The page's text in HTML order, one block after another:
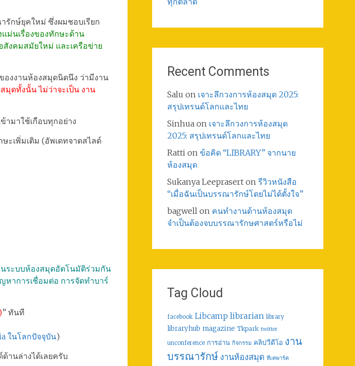
รักษ์ยุคใหม่ ซึ่งผมชอบเรียก
ม่นเรื่องของทักษะด้าน
งคมสมัยใหม่ และเครือข่าย
งงานห้องสมุดนิดนึง ว่ามีงาน
ดทั้งนั้น ไม่ว่าจะเป็น งาน
ามาใช้เกือบทุกอย่าง
ะเพิ่มเติม (อัพเดทจาดสไลด์
นระบบห้องสมุดอัตโนมัติร่วมกัน
หาการเชื่อมต่อ การจัดทำบาร์
” ทันที
ในโลกปัจจุบัน)
านล่างได้เลยครับ
Recent Comments
Salu on เจาะลึกวงการห้องสมุด 2025:
สรุปเทรนด์โลกและไทย
Sinhuaon เจาะลึกวงการห้องสมุด
2025: สรุปเทรนด์โลกและไทย
Rattion ข้อคิด “LIBRARY” จากนาย
ห้องสมุด
Sukanya Leepraserton รีวิวหนังสือ
“เมื่อฉันเป็นบรรณารักษ์โดยไม่ได้ตั้งใจ”
bagwellon คนทำงานด้านห้องสมุด
จำเป็นต้องจบบรรณารักษศาสตร์หรือไม่
Tag Cloud
facebook Libcamp librarian library
libraryhub magazine Tkpark twitter
unconference การอ่าน กิจกรรม คลิปวีดีโอ งาน
บรรณารักษ์ งานห้องสมุด ทีเคพาร์ค